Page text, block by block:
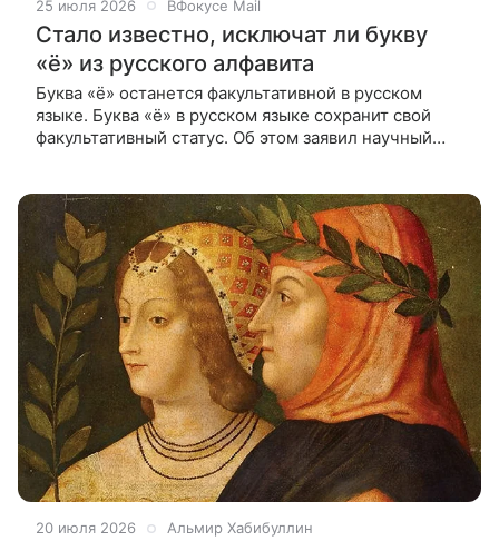
25 июля 2026 ВФокусе Mail
Стало известно, исключат ли букву
«ё» из русского алфавита
Буква «ё» останется факультативной в русском
языке. Буква «ё» в русском языке сохранит свой
факультативный статус. Об этом заявил научный
20 июля 2026 Альмир Хабибуллин